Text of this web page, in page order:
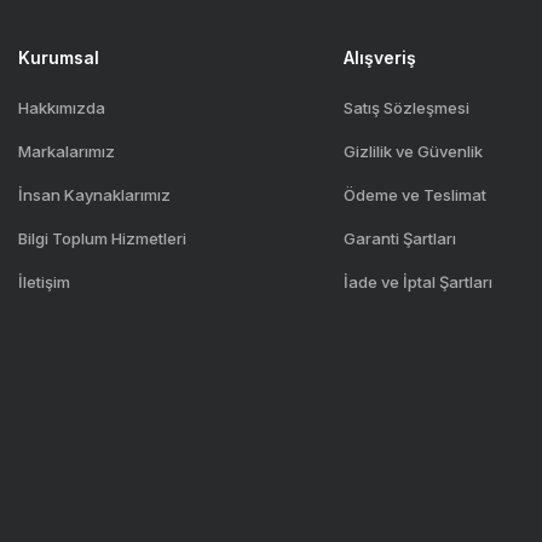
Kurumsal
Hakkımızda
Markalarımız
İnsan Kaynaklarımız
Bilgi Toplum Hizmetleri
İletişim
Alışveriş
Satış Sözleşmesi
Gizlilik ve Güvenlik
Ödeme ve Teslimat
Garanti Şartları
İade ve İptal Şartları